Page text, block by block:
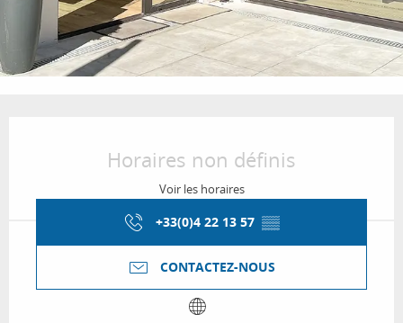
Horaires non définis
Voir les horaires
+33(0)4 22 13 57 ▒▒
CONTACTEZ-NOUS